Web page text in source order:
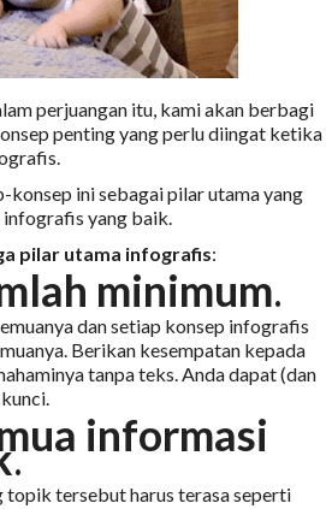
perjuangan itu, kami akan berbagi
penting yang perlu diingat ketika
konsep ini sebagai pilar utama yang
infografis yang baik.
pilar utama infografis:
minimum.
dan setiap konsep infografis
Berikan kesempatan kepada
tanpa teks. Anda dapat (dan
informasi
.
tersebut harus terasa seperti